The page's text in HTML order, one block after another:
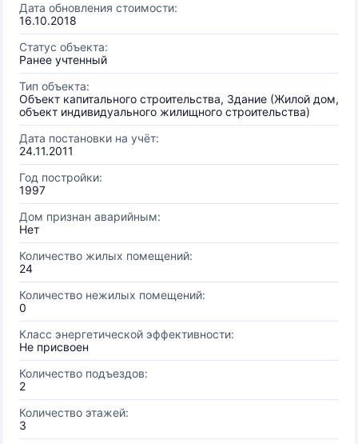
Дата обновления стоимости:
16.10.2018
Статус объекта:
Ранее учтенный
Тип объекта:
Объект капитального строительства, Здание (Жилой дом,
объект индивидуального жилищного строительства)
Дата постановки на учёт:
24.11.2011
Год постройки:
1997
Дом признан аварийным:
Нет
Количество жилых помещений:
24
Количество нежилых помещений:
0
Класс энергетической эффективности:
Не присвоен
Количество подъездов:
2
Количество этажей:
3